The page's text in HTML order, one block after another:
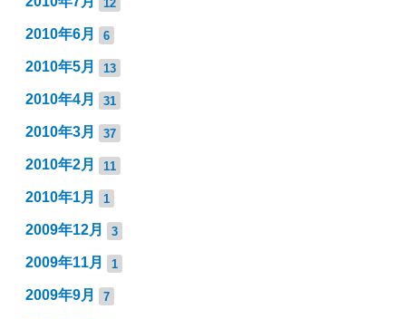
2010年6月 6
2010年5月 13
2010年4月 31
2010年3月 37
2010年2月 11
2010年1月 1
2009年12月 3
2009年11月 1
2009年9月 7